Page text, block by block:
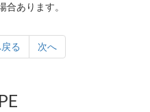
合あります。
る 次へ